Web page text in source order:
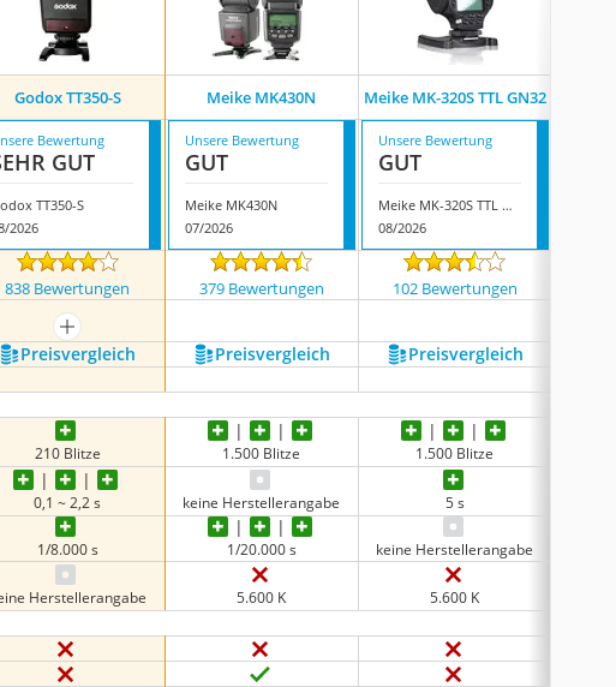
Godox TT350-S Meike MK430N Meike MK-320S TTL GN32
Bewertung
GUT
TT350-S
2026
Unsere Bewertung
GUT
Meike MK430N
07/2026
Unsere Bewertung
GUT
Meike MK-320S TTL GN32
08/2026
838 Bewertungen 379 Bewertungen 102 Bewertungen
mehr anzeigen
Preis­vergleich Preis­vergleich Preis­vergleich
210 Blitze 1.500 Blitze 1.500 Blitze
0,1 ~ 2,2 s keine Herstellerangabe 5 s
1/8.000 s 1/20.000 s keine Herstellerangabe
Herstellerangabe 5.600 K 5.600 K